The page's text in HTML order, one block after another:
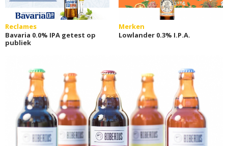
Reclames
Bavaria 0.0% IPA getest op
publiek
Merken
Lowlander 0.3% I.P.A.